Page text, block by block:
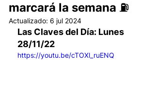
marcará la semana ⛽️
Actualizado: 6 jul 2024
Las Claves del Día: Lunes
28/11/22
https://youtu.be/cTOXl_ruENQ